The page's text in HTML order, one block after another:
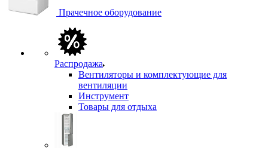
Прачечное оборудование
Распродажа
Вентиляторы и комплектующие для
вентиляции
Инструмент
Товары для отдыха